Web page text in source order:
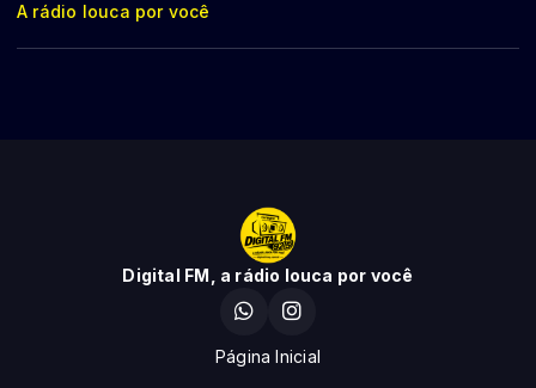
A rádio louca por você
Digital FM, a rádio louca por você
Página Inicial